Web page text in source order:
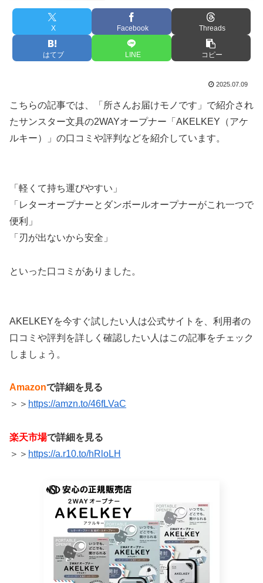
X Facebook Threads
はてブ LINE コピー
2025.07.09
こちらの記事では、「所さんお届けモノです」で紹介され
たサンスター文具の2WAYオープナー「AKELKEY（アケ
ルキー）」の口コミや評判などを紹介しています。
「軽くて持ち運びやすい」
「レターオープナーとダンボールオープナーがこれ一つで
便利」
「刃が出ないから安全」
といった口コミがありました。
AKELKEYを今すぐ試したい人は公式サイトを、利用者の
口コミや評判を詳しく確認したい人はこの記事をチェック
しましょう。
Amazonで詳細を見る
＞＞ https://amzn.to/46fLVaC
楽天市場で詳細を見る
＞＞ https://a.r10.to/hRloLH